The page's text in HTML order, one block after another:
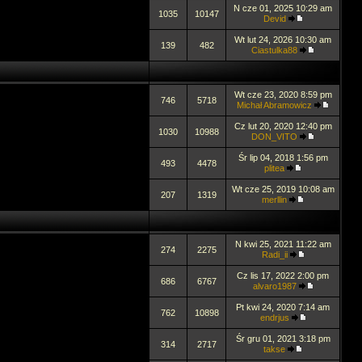
1035 10147
N cze 01, 2025 10:29 am
Devid
139 482
Wt lut 24, 2026 10:30 am
Ciastulka88
746 5718
Wt cze 23, 2020 8:59 pm
Michał Abramowicz
1030 10988
Cz lut 20, 2020 12:40 pm
DON_VITO
493 4478
Śr lip 04, 2018 1:56 pm
plitea
207 1319
Wt cze 25, 2019 10:08 am
merllin
274 2275
N kwi 25, 2021 11:22 am
Radi_ii
686 6767
Cz lis 17, 2022 2:00 pm
alvaro1987
762 10898
Pt kwi 24, 2020 7:14 am
endrjus
314 2717
Śr gru 01, 2021 3:18 pm
takse